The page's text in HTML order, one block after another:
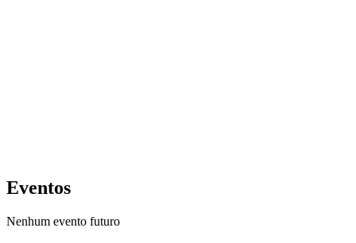
Eventos
Nenhum evento futuro